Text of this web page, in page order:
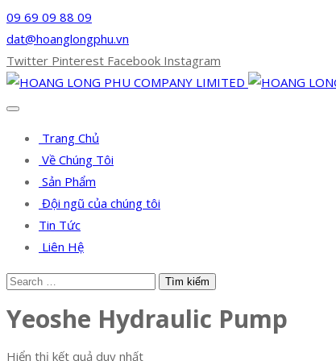
09 69 09 88 09
dat@hoanglongphu.vn
Twitter Pinterest Facebook Instagram
Trang Chủ
Về Chúng Tôi
Sản Phẩm
Đội ngũ của chúng tôi
Tin Tức
Liên Hệ
Yeoshe Hydraulic Pump
Hiển thị kết quả duy nhất